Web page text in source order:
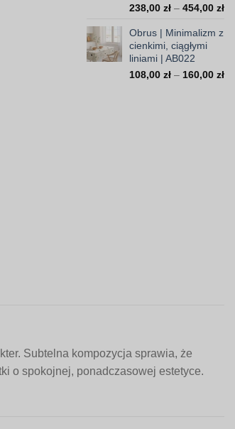
238,00 zł – 454,00 zł
Obrus | Minimalizm z
cienkimi, ciągłymi
liniami | AB022
108,00 zł – 160,00 zł
Subtelna kompozycja sprawia, że
o spokojnej, ponadczasowej estetyce.